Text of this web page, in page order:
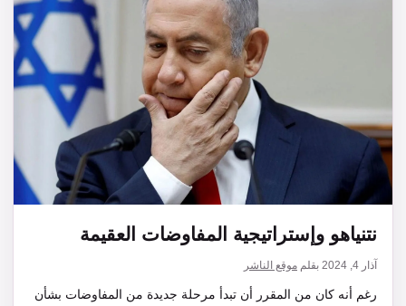
نتنياهو وإستراتيجية المفاوضات العقيمة
آذار 4, 2024 بقلم موقع الناشر
رغم أنه كان من المقرر أن تبدأ مرحلة جديدة من المفاوضات بشأن